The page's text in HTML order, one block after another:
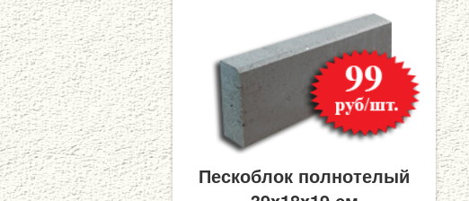
Пескоблок полнотелый